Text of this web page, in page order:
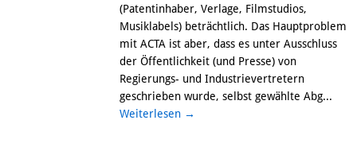
(Patentinhaber, Verlage, Filmstudios,
Musiklabels) beträchtlich. Das Hauptproblem
mit ACTA ist aber, dass es unter Ausschluss
der Öffentlichkeit (und Presse) von
Regierungs- und Industrievertretern
geschrieben wurde, selbst gewählte Abg...
Weiterlesen →